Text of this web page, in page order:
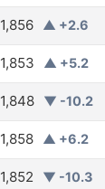
1,856 ▲ +2.6
1,853 ▲ +5.2
1,848 ▼ -10.2
1,858 ▲ +6.2
1,852 ▼ -10.3